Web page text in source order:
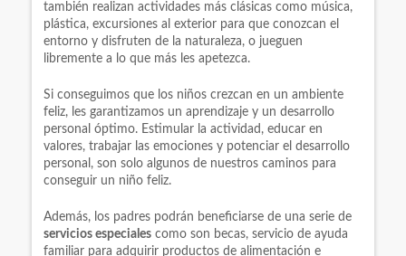
también realizan actividades más clásicas como música,
plástica, excursiones al exterior para que conozcan el
entorno y disfruten de la naturaleza, o jueguen
libremente a lo que más les apetezca.
Si conseguimos que los niños crezcan en un ambiente
feliz, les garantizamos un aprendizaje y un desarrollo
personal óptimo. Estimular la actividad, educar en
valores, trabajar las emociones y potenciar el desarrollo
personal, son solo algunos de nuestros caminos para
conseguir un niño feliz.
Además, los padres podrán beneficiarse de una serie de
servicios especiales como son becas, servicio de ayuda
familiar para adquirir productos de alimentación e